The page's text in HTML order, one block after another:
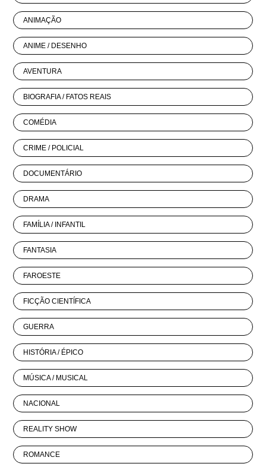
ANIMAÇÃO
ANIME / DESENHO
AVENTURA
BIOGRAFIA / FATOS REAIS
COMÉDIA
CRIME / POLICIAL
DOCUMENTÁRIO
DRAMA
FAMÍLIA / INFANTIL
FANTASIA
FAROESTE
FICÇÃO CIENTÍFICA
GUERRA
HISTÓRIA / ÉPICO
MÚSICA / MUSICAL
NACIONAL
REALITY SHOW
ROMANCE